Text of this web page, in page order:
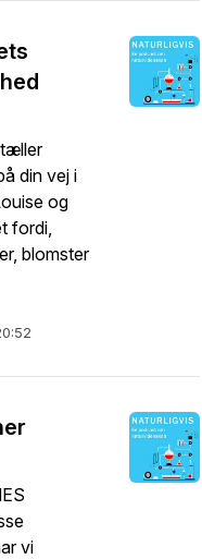
din vej i
og
fordi,
blomster
vi